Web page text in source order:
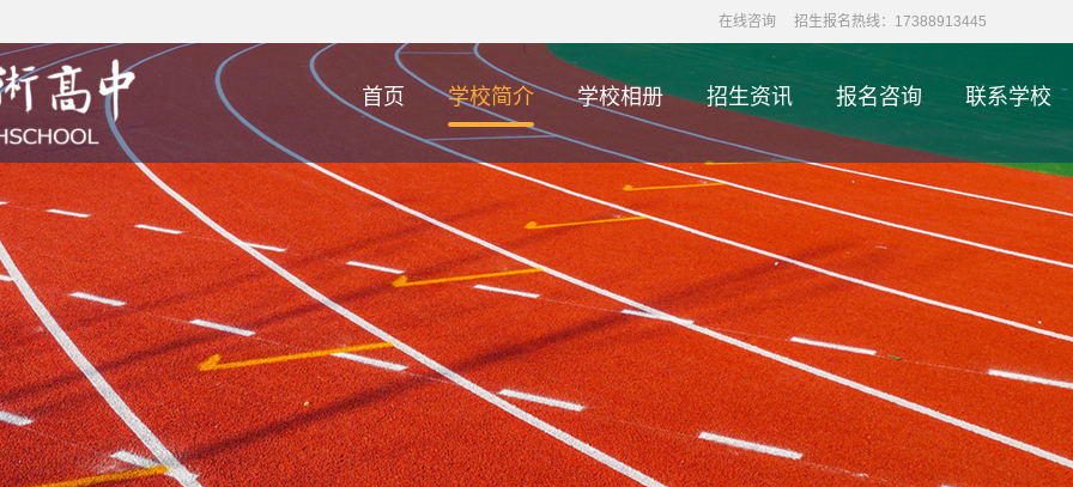
在线咨询 招生报名热线：17388913445
首页 学校简介 学校相册 招生资讯 报名咨询 联系学校